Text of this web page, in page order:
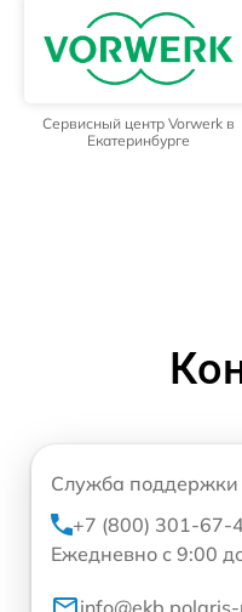
Сервисный центр Vorwerk в
Екатеринбурге
Служба поддержки
+7 (800) 301-67-
Ежедневно с 9:00